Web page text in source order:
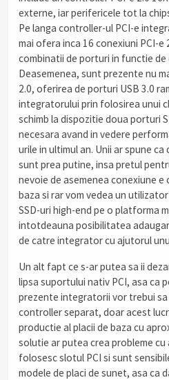
externe, iar perifericele tot la
Pe langa controller-ul PCI-e
mai ofera inca 16 conexiuni PCI-e
combinatii de porturi in functie
Deasemenea, sunt prezente nu
2.0, oferirea de porturi USB 3.0
integratorului prin folosirea unui
schimb la dispozitie doua porturi
necesara avand in vedere
urile in ultimul an. Unii ar spune ca
sunt prea putine, insa pretul
nevoie de asemenea conexiune e
baza si rar vom vedea un
SSD-uri high-end pe o platforma
intotdeauna posibilitatea
de catre integrator cu ajutorul
Un alt fapt ce s-ar putea sa ii
lipsa suportului nativ PCI, asa ca
prezente integratorii vor trebui
controller separat, doar acest
productie al placii de baza cu
solutie ar putea crea probleme
folosesc slotul PCI si sunt
modele de placi de sunet, asa ca